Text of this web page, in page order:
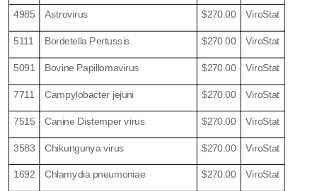
4985 Astrovirus $270.00 ViroStat
5111 Bordetella Pertussis $270.00 ViroStat
5091 Bovine Papillomavirus $270.00 ViroStat
7711 Campylobacter jejuni $270.00 ViroStat
7515 Canine Distemper virus $270.00 ViroStat
3583 Chikungunya virus $270.00 ViroStat
1692 Chlamydia pneumoniae $270.00 ViroStat